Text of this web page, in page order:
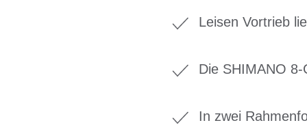
Leisen Vortrieb
Die SHIMANO
In zwei